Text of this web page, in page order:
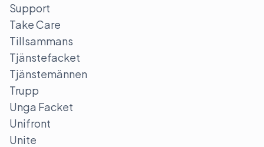
Support
Take Care
Tillsammans
Tjänstefacket
Tjänstemännen
Trupp
Unga Facket
Unifront
Unite